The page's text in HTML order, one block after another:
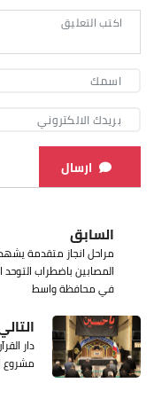
ارسال
السابق
مراحل انجاز متقدمة
المصابين باضطراب
في محافظة واسط
دار
مشروع